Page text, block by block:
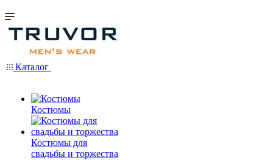
Каталог
Костюмы
Костюмы для
свадьбы и торжества